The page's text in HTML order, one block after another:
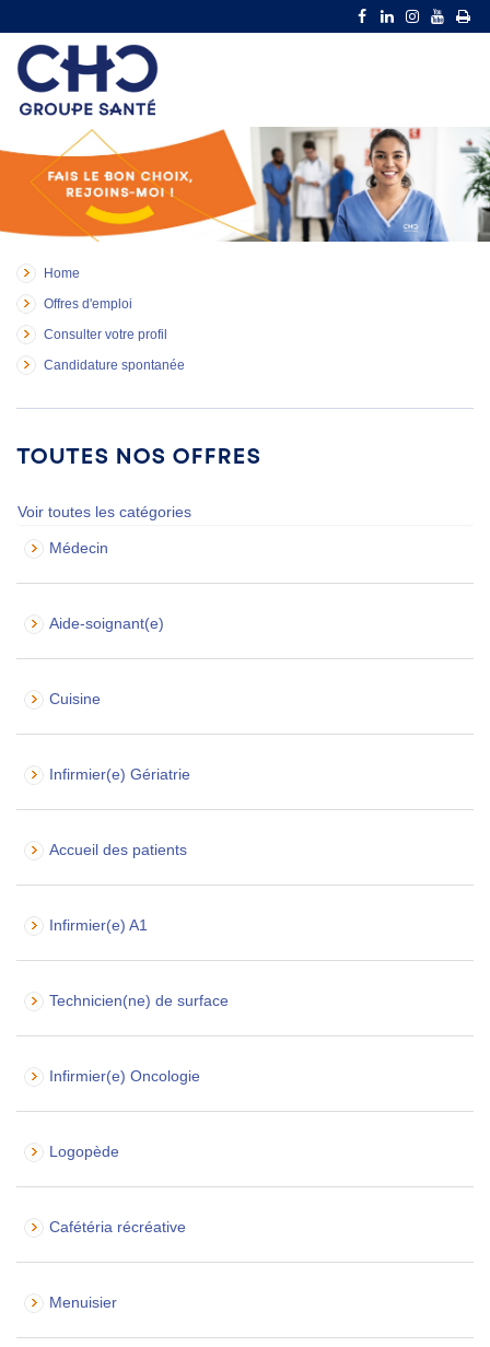
Home
Offres d'emploi
Consulter votre profil
Candidature spontanée
Toutes nos offres
Voir toutes les catégories
Médecin
Aide-soignant(e)
Cuisine
Infirmier(e) Gériatrie
Accueil des patients
Infirmier(e) A1
Technicien(ne) de surface
Infirmier(e) Oncologie
Logopède
Cafétéria récréative
Menuisier